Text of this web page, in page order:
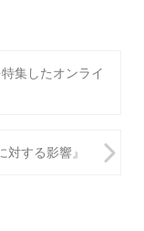
集したオンライ
対する影響』